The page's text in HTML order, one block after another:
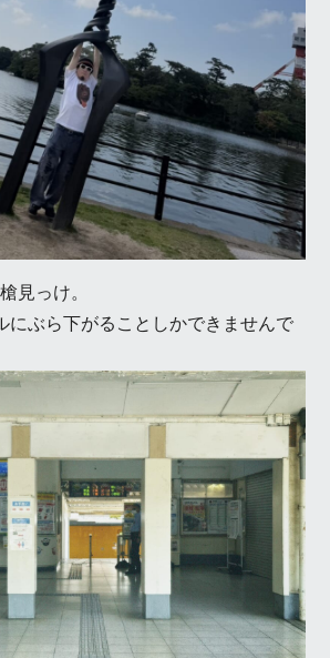
見っけ。
にぶら下がることしかできませんで